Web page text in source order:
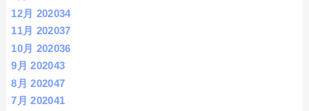
12月 202034
11月 202037
10月 202036
9月 202043
8月 202047
7月 202041